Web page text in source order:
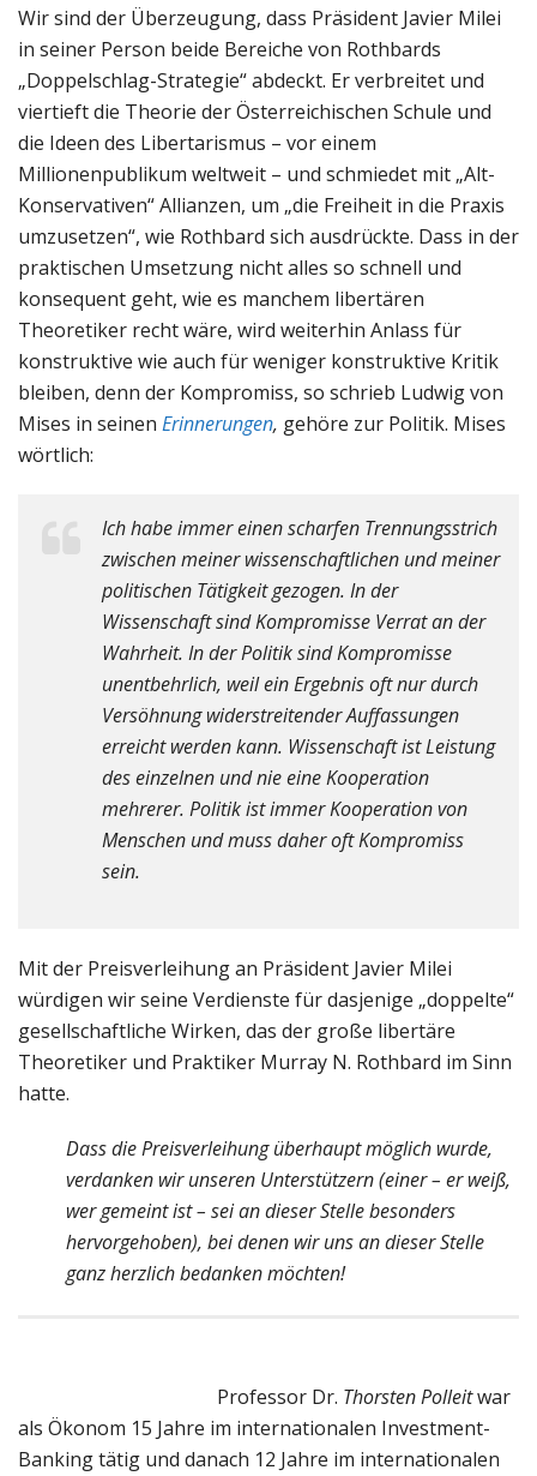
Wir sind der Überzeugung, dass Präsident Javier Milei
in seiner Person beide Bereiche von Rothbards
„Doppelschlag-Strategie“ abdeckt. Er verbreitet und
viertieft die Theorie der Österreichischen Schule und
die Ideen des Libertarismus – vor einem
Millionenpublikum weltweit – und schmiedet mit „Alt-
Konservativen“ Allianzen, um „die Freiheit in die Praxis
umzusetzen“, wie Rothbard sich ausdrückte. Dass in der
praktischen Umsetzung nicht alles so schnell und
konsequent geht, wie es manchem libertären
Theoretiker recht wäre, wird weiterhin Anlass für
konstruktive wie auch für weniger konstruktive Kritik
bleiben, denn der Kompromiss, so schrieb Ludwig von
Mises in seinen Erinnerungen, gehöre zur Politik. Mises
wörtlich:
Ich habe immer einen scharfen Trennungsstrich
zwischen meiner wissenschaftlichen und meiner
politischen Tätigkeit gezogen. In der
Wissenschaft sind Kompromisse Verrat an der
Wahrheit. In der Politik sind Kompromisse
unentbehrlich, weil ein Ergebnis oft nur durch
Versöhnung widerstreitender Auffassungen
erreicht werden kann. Wissenschaft ist Leistung
des einzelnen und nie eine Kooperation
mehrerer. Politik ist immer Kooperation von
Menschen und muss daher oft Kompromiss
sein.
Mit der Preisverleihung an Präsident Javier Milei
würdigen wir seine Verdienste für dasjenige „doppelte“
gesellschaftliche Wirken, das der große libertäre
Theoretiker und Praktiker Murray N. Rothbard im Sinn
hatte.
Dass die Preisverleihung überhaupt möglich wurde,
verdanken wir unseren Unterstützern (einer – er weiß,
wer gemeint ist – sei an dieser Stelle besonders
hervorgehoben), bei denen wir uns an dieser Stelle
ganz herzlich bedanken möchten!
Professor Dr. Thorsten Polleitwar
als Ökonom 15 Jahre im internationalen Investment-
Banking tätig und danach 12 Jahre im internationalen